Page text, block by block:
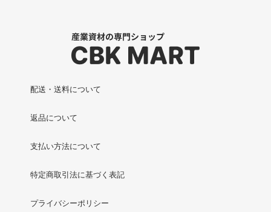
配送・送料について
返品について
支払い方法について
特定商取引法に基づく表記
プライバシーポリシー